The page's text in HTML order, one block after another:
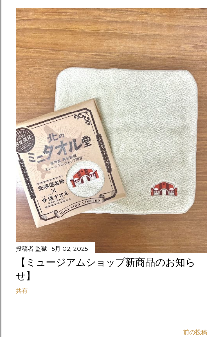
投稿者 監獄 5月 02, 2025
【ミュージアムショップ新商品のお知ら
せ】
共有
前の投稿